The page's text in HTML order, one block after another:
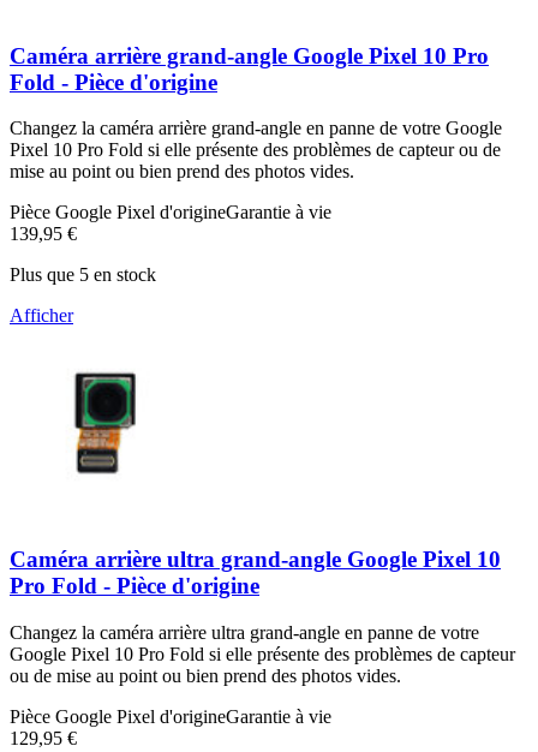
Caméra arrière grand-angle Google Pixel 10 Pro
Fold - Pièce d'origine
Changez la caméra arrière grand-angle en panne de votre Google
Pixel 10 Pro Fold si elle présente des problèmes de capteur ou de
mise au point ou bien prend des photos vides.
Pièce Google Pixel d'origineGarantie à vie
139,95 €
Plus que 5 en stock
Afficher
Caméra arrière ultra grand-angle Google Pixel 10
Pro Fold - Pièce d'origine
Changez la caméra arrière ultra grand-angle en panne de votre
Google Pixel 10 Pro Fold si elle présente des problèmes de capteur
ou de mise au point ou bien prend des photos vides.
Pièce Google Pixel d'origineGarantie à vie
129,95 €